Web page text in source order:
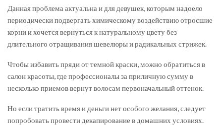
Данная проблема актуальна и для девушек, которым надоело
периодически подвергать химическому воздействию отросшие
корни и хочется вернуться к натуральному цвету без
длительного отращивания шевелюры и радикальных стрижек.
Чтобы избавить пряди от темной краски, можно обратиться в
салон красоты, где профессионалы за приличную сумму в
несколько приемов вернут волосам первоначальный оттенок.
Но если тратить время и деньги нет особого желания, следует
попробовать провести декапирование в домашних условиях.